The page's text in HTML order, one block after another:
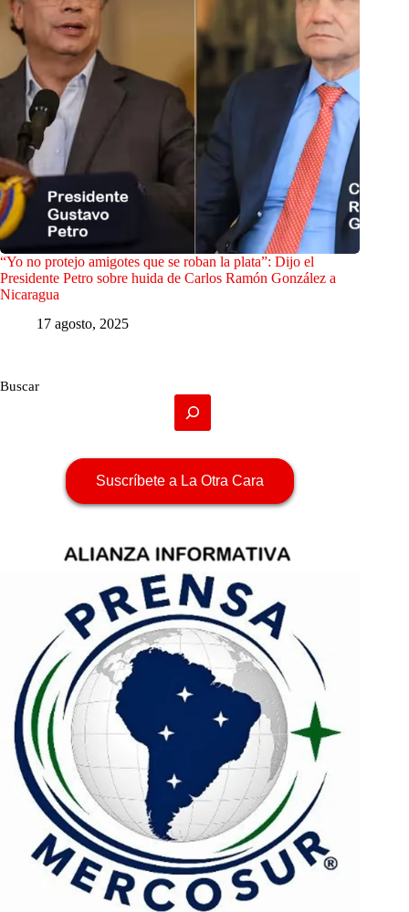
“Yo no protejo amigotes que se roban la plata”: Dijo el
Presidente Petro sobre huida de Carlos Ramón González a
Nicaragua
17 agosto, 2025
Buscar
Suscríbete a La Otra Cara